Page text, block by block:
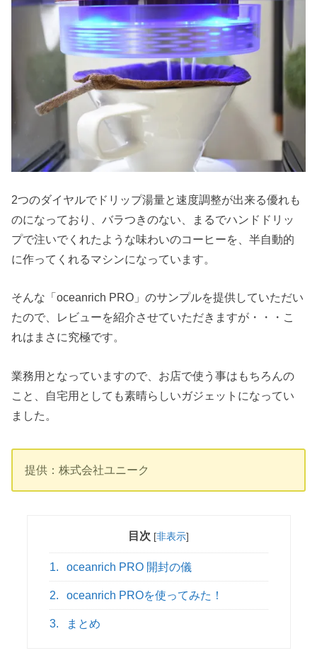
2つのダイヤルでドリップ湯量と速度調整が出来る優れも
のになっており、バラつきのない、まるでハンドドリッ
プで注いでくれたような味わいのコーヒーを、半自動的
に作ってくれるマシンになっています。
そんな「oceanrich PRO」のサンプルを提供していただい
たので、レビューを紹介させていただきますが・・・こ
れはまさに究極です。
業務用となっていますので、お店で使う事はもちろんの
こと、自宅用としても素晴らしいガジェットになってい
ました。
提供：株式会社ユニーク
目次 [非表示]
1. oceanrich PRO 開封の儀
2. oceanrich PROを使ってみた！
3. まとめ